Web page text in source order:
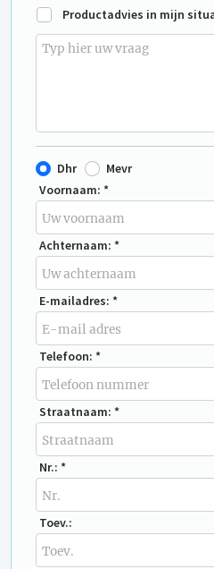
Productadvies in mijn
Dhr
Mevr
Voornaam: *
Achternaam: *
E-mailadres: *
Telefoon: *
Straatnaam: *
Nr.: *
Toev.: